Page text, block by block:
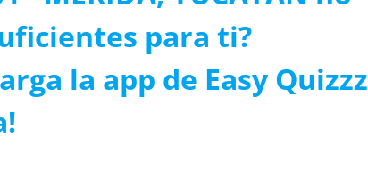
para ti?
la app de Easy Quizzz